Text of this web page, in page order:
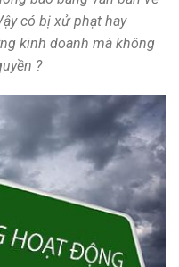
có bị xử phạt hay
kinh doanh mà không
?